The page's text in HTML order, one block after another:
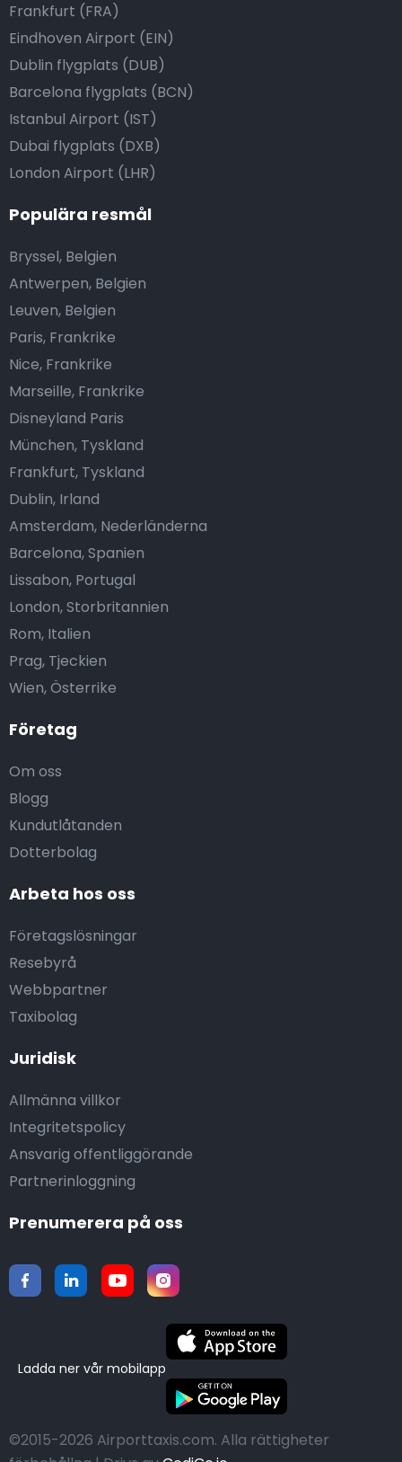
Företag
Om oss
Blogg
Kundutlåtanden
Dotterbolag
Arbeta hos oss
Företagslösningar
Resebyrå
Webbpartner
Taxibolag
Juridisk
Allmänna villkor
Integritetspolicy
Ansvarig offentliggörande
Partnerinloggning
Frankfurt (FRA)
Eindhoven Airport (EIN)
Dublin flygplats (DUB)
Barcelona flygplats (BCN)
Istanbul Airport (IST)
Dubai flygplats (DXB)
London Airport (LHR)
Populära resmål
Bryssel, Belgien
Antwerpen, Belgien
Leuven, Belgien
Paris, Frankrike
Nice, Frankrike
Marseille, Frankrike
Disneyland Paris
München, Tyskland
Frankfurt, Tyskland
Dublin, Irland
Amsterdam, Nederländerna
Barcelona, Spanien
Lissabon, Portugal
London, Storbritannien
Rom, Italien
Prag, Tjeckien
Wien, Österrike
Prenumerera på oss
Ladda ner vår mobilapp
©2015-2026 Airporttaxis.com. Alla rättigheter